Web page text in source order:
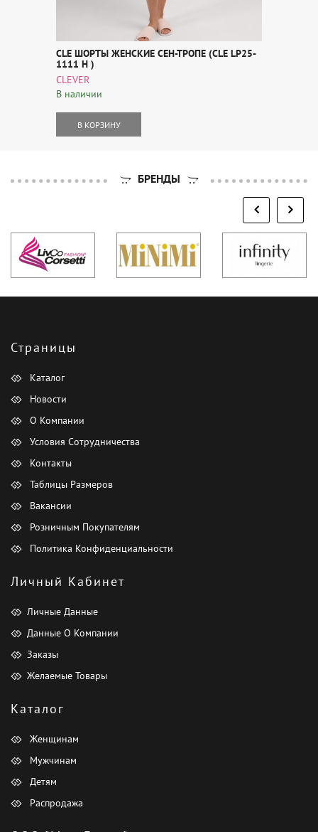
CLE ШОРТЫ ЖЕНСКИЕ СЕН-ТРОПЕ (CLE LP25-
1111 Н )
CLEVER
В наличии
В КОРЗИНУ
БРЕНДЫ
Страницы
Каталог
Новости
О Компании
Условия Сотрудничества
Контакты
Таблицы Размеров
Вакансии
Розничным Покупателям
Политика Конфиденциальности
Личный Кабинет
Личные Данные
Данные О Компании
Заказы
Желаемые Товары
Каталог
Женщинам
Мужчинам
Детям
Распродажа